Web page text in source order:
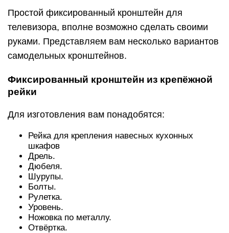
Простой фиксированный кронштейн для
телевизора, вполне возможно сделать своими
руками. Представляем вам несколько вариантов
самодельных кронштейнов.
Фиксированный кронштейн из крепёжной
рейки
Для изготовления вам понадобятся:
Рейка для крепления навесных кухонных
шкафов
Дрель.
Дюбеля.
Шурупы.
Болты.
Рулетка.
Уровень.
Ножовка по металлу.
Отвёртка.